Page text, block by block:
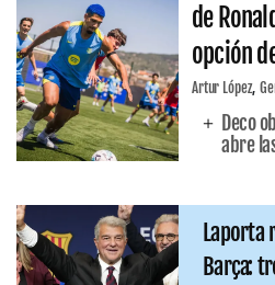
de
opción
Artur López
Deco
abre
Laporta
Barça: